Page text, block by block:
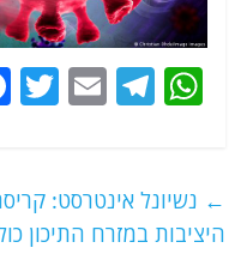
W
s
A
T
g
ra
E
l ← נשיונל אינטרסט:
היציבות במזרח התיכון